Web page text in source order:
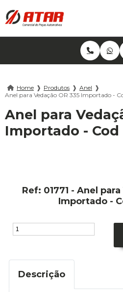
Home ❱ Produtos ❱ Anel ❱
Anel para Vedação OR 335 Importado -
Anel para
Importado - Cod
Ref: 01771 - Anel
Importado -
Descrição